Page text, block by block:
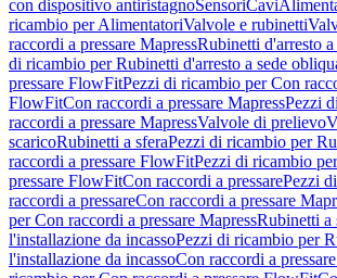
con dispositivo antiristagnoSensoriCavi
ricambio per AlimentatoriValvole e rubinetti
raccordi a pressare MapressRubinetti d'arresto
di ricambio per Rubinetti d'arresto a sede
pressare FlowFitPezzi di ricambio per Con
FlowFitCon raccordi a pressare MapressPezzi
raccordi a pressare MapressValvole di prelievo
scaricoRubinetti a sferaPezzi di ricambio per
raccordi a pressare FlowFitPezzi di ricambio
pressare FlowFitCon raccordi a pressarePezzi
raccordi a pressareCon raccordi a pressare
per Con raccordi a pressare MapressRubinetti a
l'installazione da incassoPezzi di ricambio per
l'installazione da incassoCon raccordi a